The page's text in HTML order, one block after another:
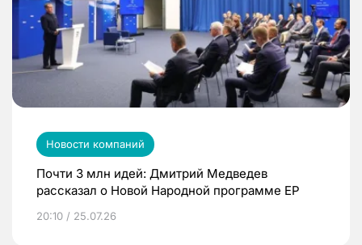
Новости компаний
Почти 3 млн идей: Дмитрий Медведев
рассказал о Новой Народной программе ЕР
20:10 / 25.07.26